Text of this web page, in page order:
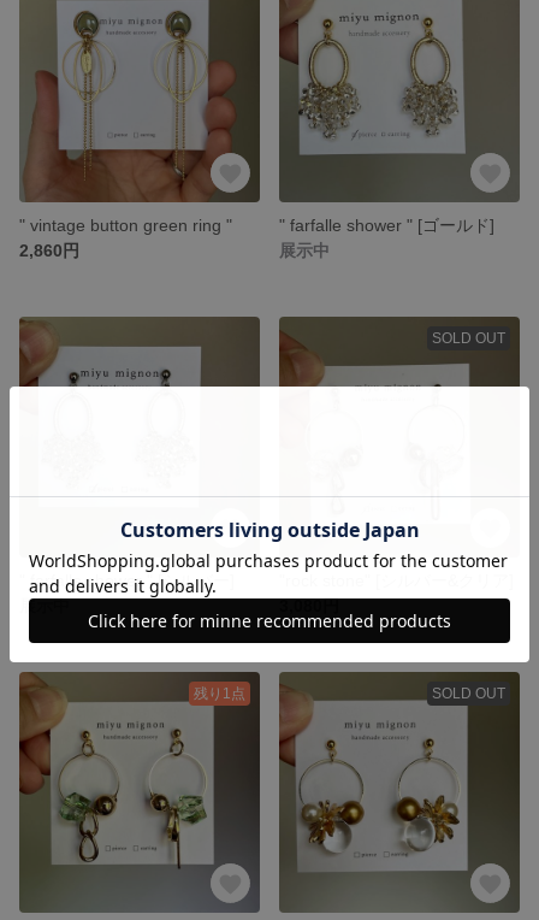
" vintage button green ring "
2,860円
" farfalle shower " [ゴールド]
展示中
" farfalle shower " [シルバー]
展示中
SOLD OUT
残り1点 SOLD OUT